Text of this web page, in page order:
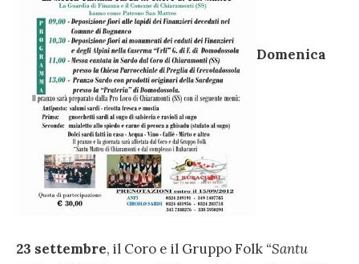
Domenica
23 settembre, il Coro e il Gruppo Folk “Santu